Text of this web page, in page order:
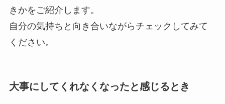
きかをご紹介します。
自分の気持ちと向き合いながらチェックしてみて
ください。
大事にしてくれなくなったと感じるとき